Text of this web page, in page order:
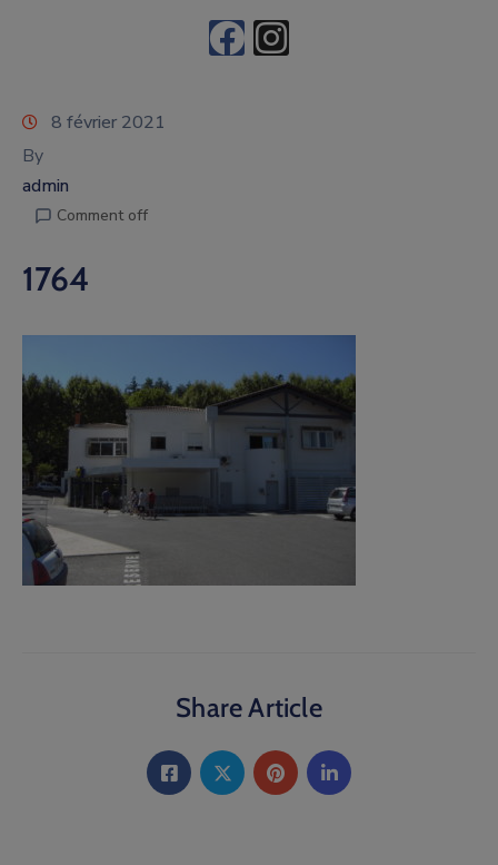
8 février 2021
By
admin
Comment off
1764
Share Article